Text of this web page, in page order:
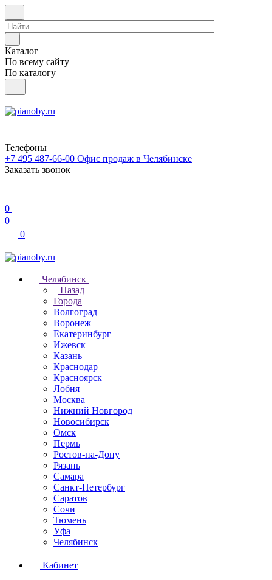
Каталог
По всему сайту
По каталогу
Телефоны
+7 495 487-66-00 Офис продаж в Челябинске
Заказать звонок
0
0
0
Челябинск
Назад
Города
Волгоград
Воронеж
Екатеринбург
Ижевск
Казань
Краснодар
Красноярск
Лобня
Москва
Нижний Новгород
Новосибирск
Омск
Пермь
Ростов-на-Дону
Рязань
Самара
Санкт-Петербург
Саратов
Сочи
Тюмень
Уфа
Челябинск
Кабинет